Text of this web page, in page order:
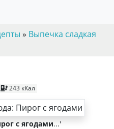
» Выпечка сладкая
243 кКал
с ягодами...'